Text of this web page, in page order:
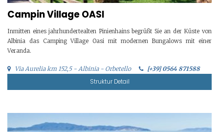
Campin Village OASI
Inmitten eines jahrhundertealten Pinienhains begrüßt Sie an der Küste von
Albinia das Camping Village Oasi mit modernen Bungalows mit einer
Veranda.
Via Aurelia km 152,5 - Albinia - Orbetello [+39] 0564 871588
Struktur Detail